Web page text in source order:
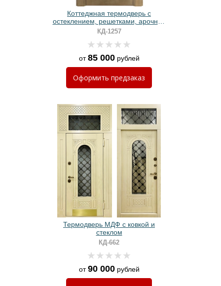
Коттеджная термодверь с
остеклением, решетками, арочной
вставкой с резьбой и панелями
МДФ со шпоном
КД-1257
от85 000рублей
Оформить предзаказ
Термодверь МДФ с ковкой и
стеклом
КД-662
от90 000рублей